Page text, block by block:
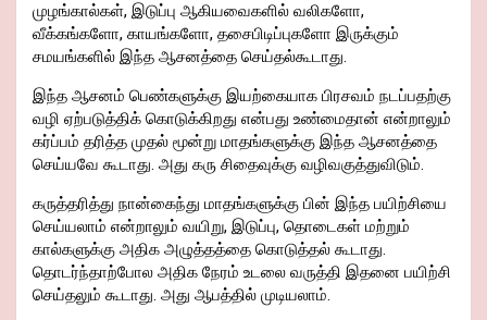
முழங்கால்கள், இடுப்பு ஆகியவைகளில் வலிகளோ,
வீக்கங்களோ, காயங்களோ, தசைபிடிப்புகளோ இருக்கும்
சமயங்களில் இந்த ஆசனத்தை செய்தல்கூடாது.
இந்த ஆசனம் பெண்களுக்கு இயற்கையாக பிரசவம் நடப்பதற்கு
வழி ஏற்படுத்திக் கொடுக்கிறது என்பது உண்மைதான் என்றாலும்
கர்ப்பம் தரித்த முதல் மூன்று மாதங்களுக்கு இந்த ஆசனத்தை
செய்யவே கூடாது. அது கரு சிதைவுக்கு வழிவகுத்துவிடும்.
கருத்தரித்து நான்கைந்து மாதங்களுக்கு பின் இந்த பயிற்சியை
செய்யலாம் என்றாலும் வயிறு, இடுப்பு, தொடைகள் மற்றும்
கால்களுக்கு அதிக அழுத்தத்தை கொடுத்தல் கூடாது.
தொடர்ந்தாற்போல அதிக நேரம் உடலை வருத்தி இதனை பயிற்சி
செய்தலும் கூடாது. அது ஆபத்தில் முடியலாம்.